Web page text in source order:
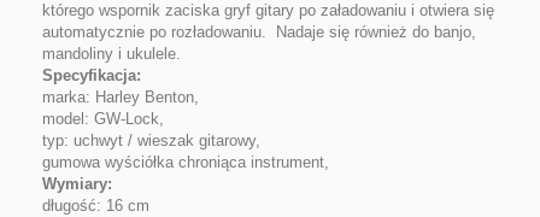
którego wspornik zaciska gryf gitary po załadowaniu i otwiera się
automatycznie po rozładowaniu. Nadaje się również do banjo,
mandoliny i ukulele.
Specyfikacja:
marka: Harley Benton,
model: GW-Lock,
typ: uchwyt / wieszak gitarowy,
gumowa wyściółka chroniąca instrument,
Wymiary:
długość: 16 cm